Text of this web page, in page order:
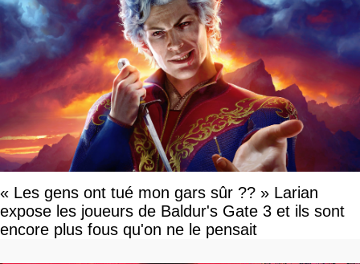
« Les gens ont tué mon gars sûr ?? » Larian
expose les joueurs de Baldur's Gate 3 et ils sont
encore plus fous qu'on ne le pensait